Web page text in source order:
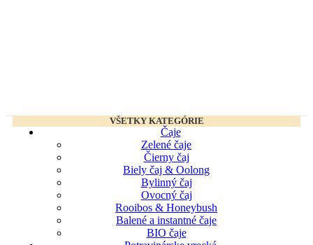
VŠETKY KATEGÓRIE
Čaje
Zelené čaje
Čierny čaj
Biely čaj & Oolong
Bylinný čaj
Ovocný čaj
Rooibos & Honeybush
Balené a instantné čaje
BIO čaje